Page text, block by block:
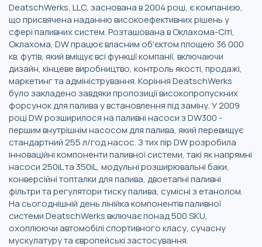
DeatschWerks, LLC, заснована в 2004 році, є компанією,
що присвячена наданню високоефективних рішень у
сфері паливних систем. Розташована в Оклахома-Сіті,
Оклахома, DW працює власним об'єктом площею 36 000
кв. футів, який вміщує всі функції компанії, включаючи
дизайн, кінцеве виробництво, контроль якості, продажі,
маркетинг та адміністрування. Коріння DeatschWerks
було закладено завдяки пропозиції високопропускних
форсунок для палива у встановлення під заміну. У 2009
році DW розширилося на паливні насоси з DW300 -
першим внутрішнім насосом для палива, який перевищує
стандартний 255 л/год насос. З тих пір DW розробила
інноваційні компоненти паливної системи, такі як напрямні
насоси 250iL та 350iL, модульні розширювальні баки,
конверсійні топталки для палива, двоетапні паливні
фільтри та регулятори тиску палива, сумісні з етанолом.
На сьогоднішній день лінійка компонентів паливної
системи DeatschWerks включає понад 500 SKU,
охоплюючи автомобілі спортивного класу, сучасну
мускулатуру та європейські застосування.